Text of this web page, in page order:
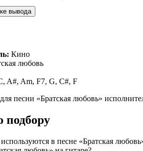
вывода
Кино
любовь
A#, Am, F7, G, C#, F
песни «Братская любовь»
подбору
в песне «Братская